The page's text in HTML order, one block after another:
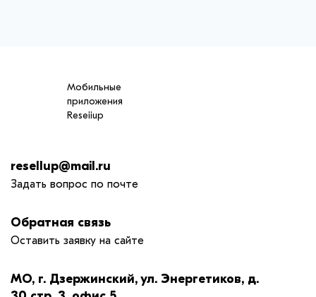
Мобильные
приложения
Reseiiup
resellup@mail.ru
Задать вопрос по почте
Обратная связь
Оставить заявку на сайте
МО, г. Дзержинский, ул. Энергетиков, д.